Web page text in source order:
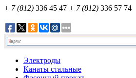
+ 7 (812) 336 45 47 + 7 (812) 336 57 74
Электроды
Канаты стальные